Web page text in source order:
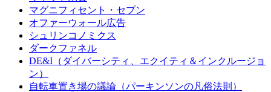
マグニフィセント・セブン
オファーウォール広告
シュリンコノミクス
ダークファネル
DE&I（ダイバーシティ、エクイティ＆インクルージョ
ン）
自転車置き場の議論（パーキンソンの凡俗法則）